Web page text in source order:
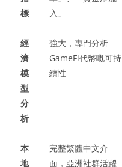
標
入」
經
濟
模
型
分
析
強大，專門分析
GameFi代幣嘅可持
續性
本
地
完整繁體中文介
面，亞洲社群活躍